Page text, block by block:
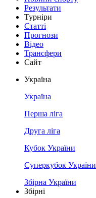
Результати
Турніри
Статті
Прогнози
Відео
Трансфери
Сайт
Україна
Україна
Перша ліга
Друга ліга
Кубок України
Суперкубок України
Збірна України
Збірні